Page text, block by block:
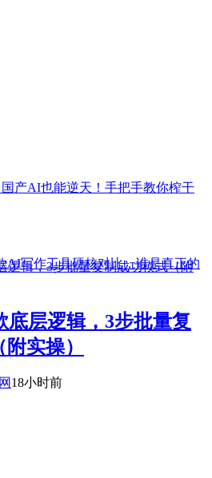
国产AI也能逆天！手把手教你榨干
AI写作工具硬核对比，谁是真正的
底层逻辑，3步批量复
实操）
18小时前